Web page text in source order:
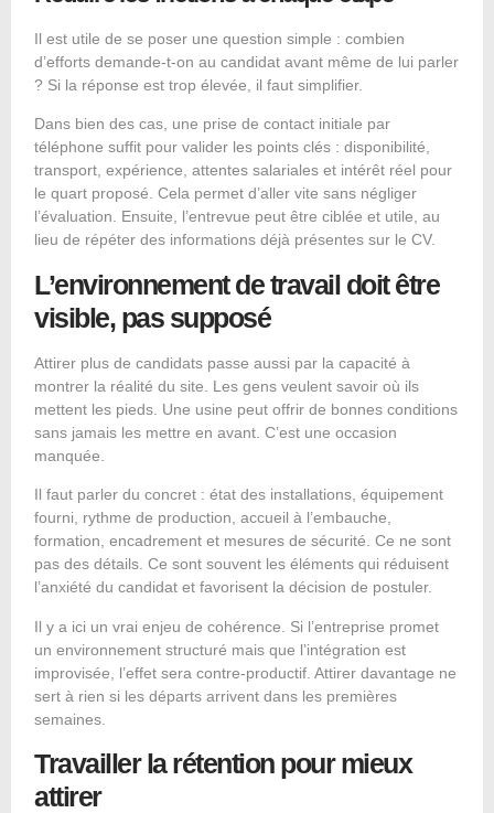
Il est utile de se poser une question simple : combien
d’efforts demande-t-on au candidat avant même de lui parler
? Si la réponse est trop élevée, il faut simplifier.
Dans bien des cas, une prise de contact initiale par
téléphone suffit pour valider les points clés : disponibilité,
transport, expérience, attentes salariales et intérêt réel pour
le quart proposé. Cela permet d’aller vite sans négliger
l’évaluation. Ensuite, l’entrevue peut être ciblée et utile, au
lieu de répéter des informations déjà présentes sur le CV.
L’environnement de travail doit être
visible, pas supposé
Attirer plus de candidats passe aussi par la capacité à
montrer la réalité du site. Les gens veulent savoir où ils
mettent les pieds. Une usine peut offrir de bonnes conditions
sans jamais les mettre en avant. C’est une occasion
manquée.
Il faut parler du concret : état des installations, équipement
fourni, rythme de production, accueil à l’embauche,
formation, encadrement et mesures de sécurité. Ce ne sont
pas des détails. Ce sont souvent les éléments qui réduisent
l’anxiété du candidat et favorisent la décision de postuler.
Il y a ici un vrai enjeu de cohérence. Si l’entreprise promet
un environnement structuré mais que l’intégration est
improvisée, l’effet sera contre-productif. Attirer davantage ne
sert à rien si les départs arrivent dans les premières
semaines.
Travailler la rétention pour mieux
attirer